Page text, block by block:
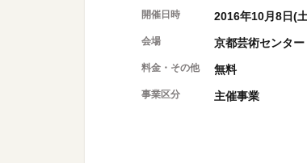
開催日時 2016年10月8日(
会場 京都芸術センタ
料金・その他 無料
事業区分 主催事業